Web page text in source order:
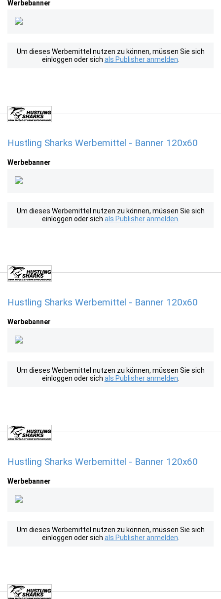
Werbebanner
Um dieses Werbemittel nutzen zu können, müssen Sie sich
einloggen oder sich als Publisher anmelden
Hustling Sharks Werbemittel - Banner 120x60
Werbebanner
Um dieses Werbemittel nutzen zu können, müssen Sie sich
einloggen oder sich als Publisher anmelden
Hustling Sharks Werbemittel - Banner 120x60
Werbebanner
Um dieses Werbemittel nutzen zu können, müssen Sie sich
einloggen oder sich als Publisher anmelden
Hustling Sharks Werbemittel - Banner 120x60
Werbebanner
Um dieses Werbemittel nutzen zu können, müssen Sie sich
einloggen oder sich als Publisher anmelden